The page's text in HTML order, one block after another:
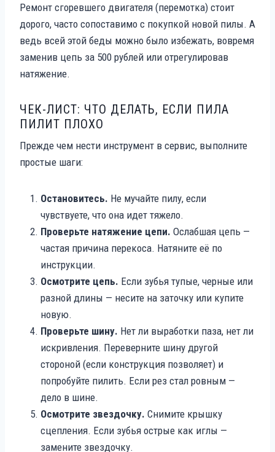
Ремонт сгоревшего двигателя (перемотка) стоит
дорого, часто сопоставимо с покупкой новой пилы. А
ведь всей этой беды можно было избежать, вовремя
заменив цепь за 500 рублей или отрегулировав
натяжение.
ЧЕК-ЛИСТ: ЧТО ДЕЛАТЬ, ЕСЛИ ПИЛА
ПИЛИТ ПЛОХО
Прежде чем нести инструмент в сервис, выполните
простые шаги:
Остановитесь. Не мучайте пилу, если
чувствуете, что она идет тяжело.
Проверьте натяжение цепи. Ослабшая цепь —
частая причина перекоса. Натяните её по
инструкции.
Осмотрите цепь. Если зубья тупые, черные или
разной длины — несите на заточку или купите
новую.
Проверьте шину. Нет ли выработки паза, нет ли
искривления. Переверните шину другой
стороной (если конструкция позволяет) и
попробуйте пилить. Если рез стал ровным —
дело в шине.
Осмотрите звездочку. Снимите крышку
сцепления. Если зубья острые как иглы —
замените звездочку.